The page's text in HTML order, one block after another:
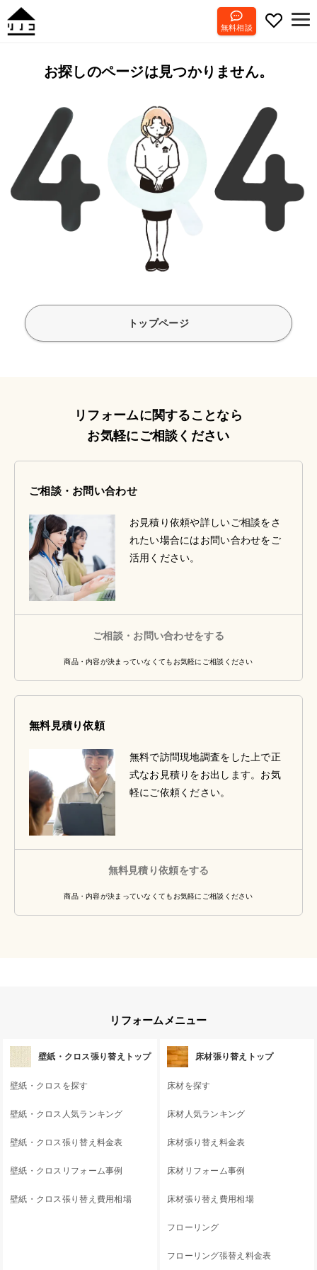
無料相談
お探しのページは見つかりません。
トップページ
リフォームに関することなら
お気軽にご相談ください
ご相談・お問い合わせ
お見積り依頼や詳しいご相談をさ
れたい場合にはお問い合わせをご
活用ください。
ご相談・お問い合わせをする
商品・内容が決まっていなくてもお気軽にご相談ください
無料見積り依頼
無料で訪問現地調査をした上で正
式なお見積りをお出します。お気
軽にご依頼ください。
無料見積り依頼をする
商品・内容が決まっていなくてもお気軽にご相談ください
リフォームメニュー
壁紙・クロス張り替えトップ
壁紙・クロスを探す
壁紙・クロス人気ランキング
壁紙・クロス張り替え料金表
壁紙・クロスリフォーム事例
壁紙・クロス張り替え費用相場
床材張り替えトップ
床材を探す
床材人気ランキング
床材張り替え料金表
床材リフォーム事例
床材張り替え費用相場
フローリング
フローリング張替え料金表